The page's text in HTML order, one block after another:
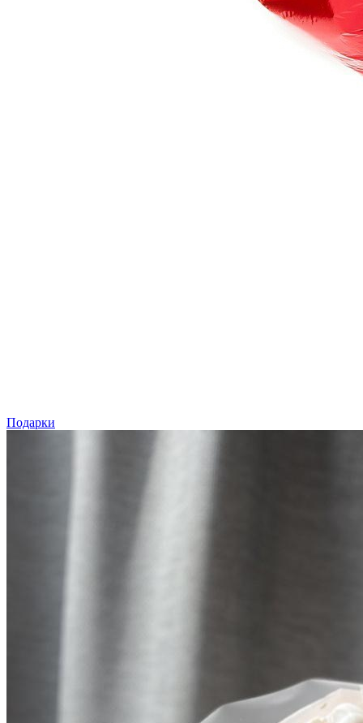
Подарки